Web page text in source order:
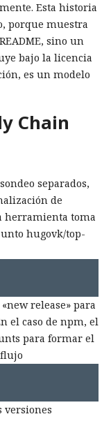
Esta historia
porque muestra
sino un
bajo la licencia
es un modelo
Chain
separados,
de
herramienta toma
hugovk/top-
release» para
el caso de npm, el
para formar el
versiones